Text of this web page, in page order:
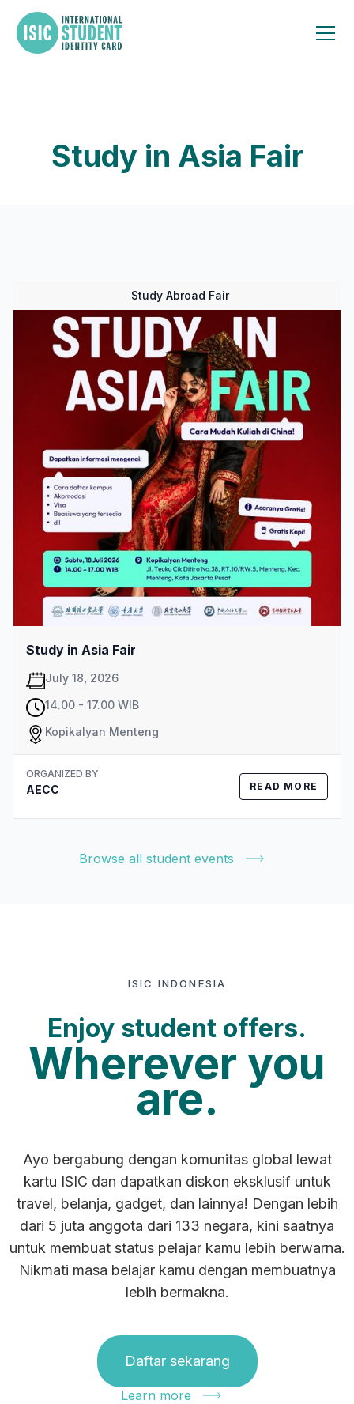
Study in Asia Fair
Study Abroad Fair
Study in Asia Fair
July 18, 2026
14.00 - 17.00 WIB
Kopikalyan Menteng
ORGANIZED BY
AECC READ MORE
Browse all student events
ISIC INDONESIA
Enjoy student offers.
Wherever you
are.
Ayo bergabung dengan komunitas global lewat
kartu ISIC dan dapatkan diskon eksklusif untuk
travel, belanja, gadget, dan lainnya! Dengan lebih
dari 5 juta anggota dari 133 negara, kini saatnya
untuk membuat status pelajar kamu lebih berwarna.
Nikmati masa belajar kamu dengan membuatnya
lebih bermakna.
Daftar sekarang
Learn more